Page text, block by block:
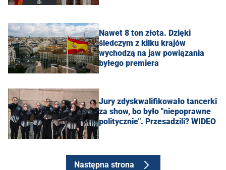
Nawet 8 ton złota. Dzięki
śledczym z kilku krajów
wychodzą na jaw powiązania
byłego premiera
Jury zdyskwalifikowało tancerki
za show, bo było "niepoprawne
politycznie". Przesadzili? WIDEO
Następna strona